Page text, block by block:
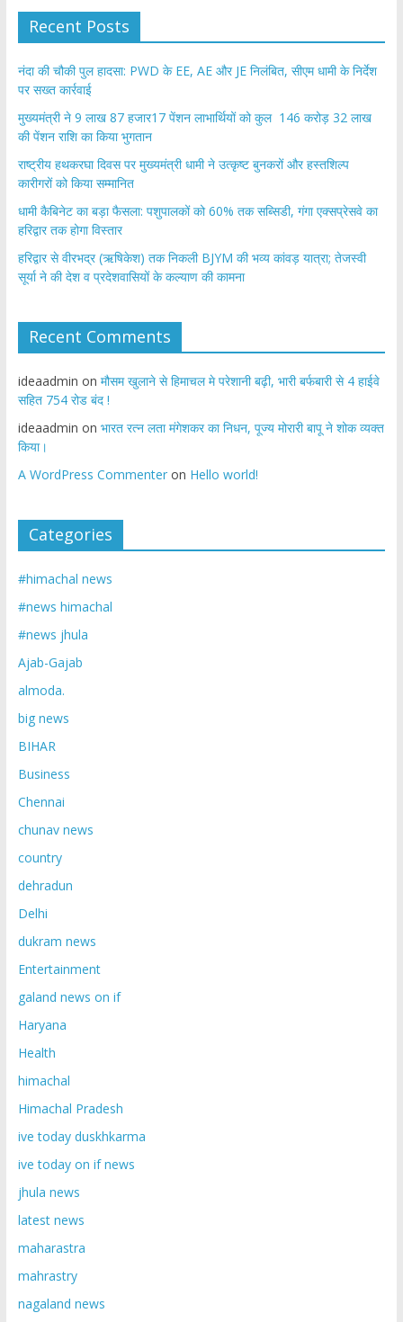
Recent Posts
नंदा की चौकी पुल हादसा: PWD के EE, AE और JE निलंबित, सीएम धामी के निर्देश
पर सख्त कार्रवाई
मुख्यमंत्री ने 9 लाख 87 हजार17 पेंशन लाभार्थियों को कुल 146 करोड़ 32 लाख
की पेंशन राशि का किया भुगतान
राष्ट्रीय हथकरघा दिवस पर मुख्यमंत्री धामी ने उत्कृष्ट बुनकरों और हस्तशिल्प
कारीगरों को किया सम्मानित
​धामी कैबिनेट का बड़ा फैसला: पशुपालकों को 60% तक सब्सिडी, गंगा एक्सप्रेसवे का
हरिद्वार तक होगा विस्तार
​हरिद्वार से वीरभद्र (ऋषिकेश) तक निकली BJYM की भव्य कांवड़ यात्रा; तेजस्वी
सूर्या ने की देश व प्रदेशवासियों के कल्याण की कामना
Recent Comments
ideaadmin on मौसम खुलाने से हिमाचल मे परेशानी बढ़ी, भारी बर्फबारी से 4 हाईवे
सहित 754 रोड बंद !
ideaadmin on भारत रत्न लता मंगेशकर का निधन, पूज्य मोरारी बापू ने शोक व्यक्त
किया।
A WordPress Commenteron Hello world!
Categories
#himachal news
#news himachal
#news jhula
Ajab-Gajab
almoda.
big news
BIHAR
Business
Chennai
chunav news
country
dehradun
Delhi
dukram news
Entertainment
galand news on if
Haryana
Health
himachal
Himachal Pradesh
ive today duskhkarma
ive today on if news
jhula news
latest news
maharastra
mahrastry
nagaland news